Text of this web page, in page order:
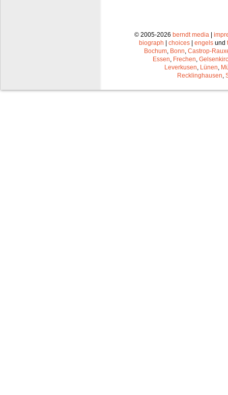
© 2005-2026 berndt media |
biograph | choices | engels und
Bochum Bonn Castrop-
Essen Frechen
Leverkusen Lünen
Recklinghausen